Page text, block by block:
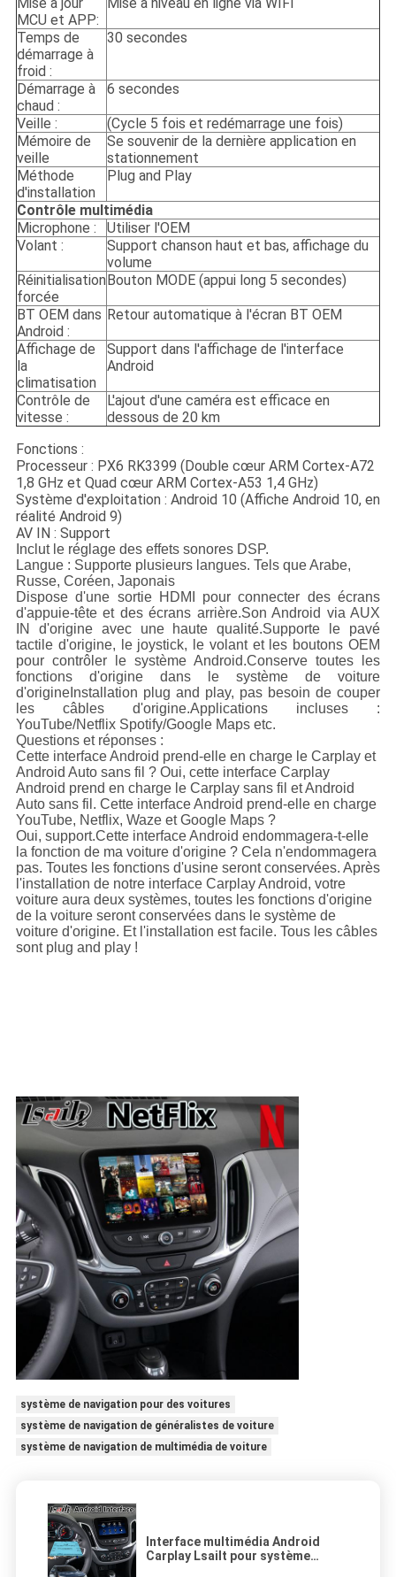
Mise à jour
MCU et APP:
Mise à niveau en ligne via WIFI
Temps de
démarrage à
froid :
30 secondes
Démarrage à
chaud :
6 secondes
Veille :
(Cycle 5 fois et redémarrage une fois)
Mémoire de
veille
Se souvenir de la dernière application en
stationnement
Méthode
d'installation
Plug and Play
Contrôle multimédia
Microphone :
Utiliser l'OEM
Volant :
Support chanson haut et bas, affichage du
volume
Réinitialisation
forcée
Bouton MODE (appui long 5 secondes)
BT OEM dans
Android :
Retour automatique à l'écran BT OEM
Affichage de
la
climatisation
Support dans l'affichage de l'interface
Android
Contrôle de
vitesse :
L'ajout d'une caméra est efficace en
dessous de 20 km
Fonctions :
Processeur : PX6 RK3399 (Double cœur ARM Cortex-A72
1,8 GHz et Quad cœur ARM Cortex-A53 1,4 GHz)
Système d'exploitation : Android 10 (Affiche Android 10, en
réalité Android 9)
AV IN : Support
Inclut le réglage des effets sonores DSP.
Langue : Supporte plusieurs langues. Tels queArabe,
Russe, Coréen, Japonais
Dispose d'une sortie HDMI pour connecter des écrans
d'appuie-tête et des écrans arrière.Son Android via AUX
IN d'origine avec une haute qualité.Supporte le pavé
tactile d'origine, le joystick, le volant et les boutons OEM
pour contrôler le système Android.Conserve toutes les
fonctions d'origine dans le système de voiture
d'origineInstallation plug and play, pas besoin de couper
les câbles d'origine.Applications incluses :
YouTube/Netflix Spotify/Google Maps etc.
Questions et réponses :
Cette interface Android prend-elle en charge le Carplay et
Android Auto sans fil ?Oui, cette interface Carplay
Android prend en charge le Carplay sans fil et Android
Auto sans fil. Cette interface Android prend-elle en charge
YouTube, Netflix, Waze et Google Maps ?
Oui, support.Cette interface Android endommagera-t-elle
la fonction de ma voiture d'origine ?Cela n'endommagera
pas. Toutes les fonctions d'usine seront conservées. Après
l'installation de notre interface Carplay Android, votre
voiture aura deux systèmes, toutes les fonctions d'origine
de la voiture seront conservées dans le système de
voiture d'origine. Et l'installation est facile. Tous les câbles
sont plug and play !
système de navigation pour des voitures
système de navigation de généralistes de voiture
système de navigation de multimédia de voiture
Interface multimédia Android
Carplay Lsailt pour système